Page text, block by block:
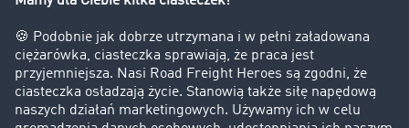
Firma
Historie sukcesu
Klienci pozyskują nowych klientów